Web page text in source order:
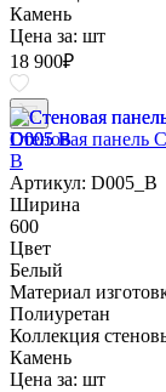
Камень
Цена за: шт
18 900₽
Стеновая панель
B
Артикул: D005_B
Ширина
600
Цвет
Белый
Материал
Полиуретан
Коллекция
Камень
Цена за: шт